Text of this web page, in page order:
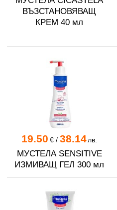
ВЪЗСТАНОВЯВАЩ
КРЕМ 40 мл
19.50 €/ 38.14лв.
МУСТЕЛА SENSITIVE
ИЗМИВАЩ ГЕЛ 300 мл